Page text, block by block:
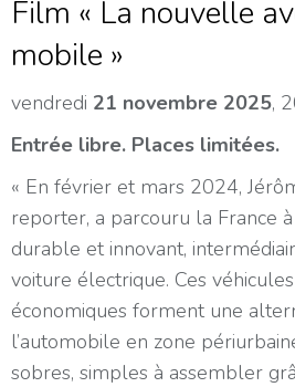
Film « La nouvelle
mobile »
vendredi 21 novembre 2025,
Entrée libre. Places limitées.
« En février et mars 2024,
reporter, a parcouru la France
durable et innovant,
voiture électrique. Ces
économiques forment une
l’automobile en zone
sobres, simples à assembler